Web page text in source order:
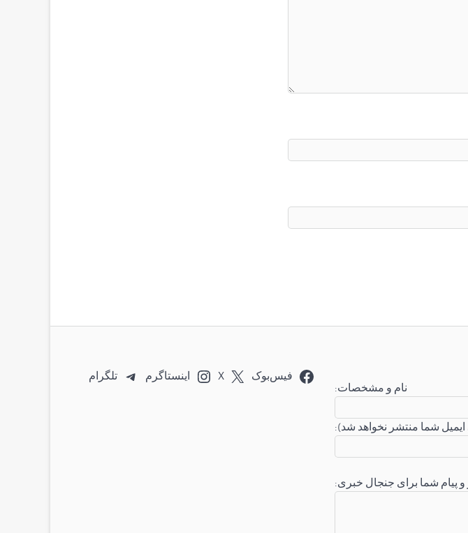
:نام و مشخصات
ایمیل شما منتشر نخواهد شد)
و پیام شما برای جنجال خبری
فیس‌بوک X اینستاگرم تلگرام